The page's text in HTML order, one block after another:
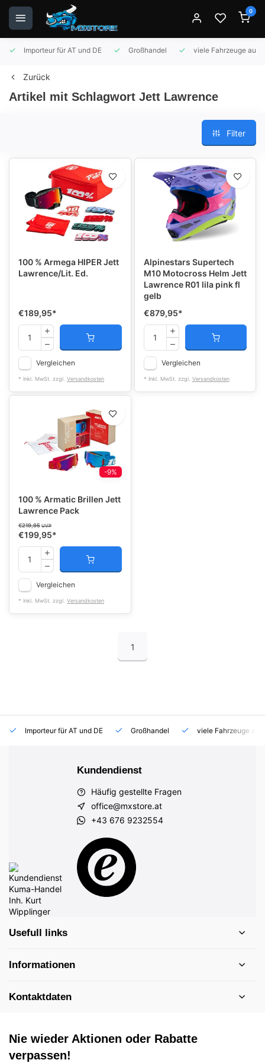
0
Importeur für AT und DE Großhandel viele Fahrzeuge auf
Zurück
Artikel mit Schlagwort Jett Lawrence
Filter
100 % Armega HIPER Jett
Lawrence/Lit. Ed.
€189,95*
Vergleichen
* Inkl. MwSt. zzgl. Versandkosten
Alpinestars Supertech
M10 Motocross Helm Jett
Lawrence R01 lila pink fl
gelb
€879,95*
Vergleichen
* Inkl. MwSt. zzgl. Versandkosten
-9%
100 % Armatic Brillen Jett
Lawrence Pack
€219,95 UVP
€199,95*
Vergleichen
* Inkl. MwSt. zzgl. Versandkosten
1
Importeur für AT und DE Großhandel viele Fahrzeuge auf
Kundendienst
Häufig gestellte Fragen
office@mxstore.at
+43 676 9232554
Usefull links
Informationen
Kontaktdaten
Nie wieder Aktionen oder Rabatte
verpassen!